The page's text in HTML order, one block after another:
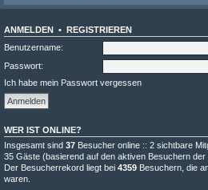
ANMELDEN • REGISTRIEREN
Benutzername:
Passwort:
Ich habe mein Passwort vergessen
WER IST ONLINE?
Insgesamt sind 37 Besucher online :: 2 sichtbare
35 Gäste (basierend auf den aktiven Besuchern der
Der Besucherrekord liegt bei 4359 Besuchern, die
waren.